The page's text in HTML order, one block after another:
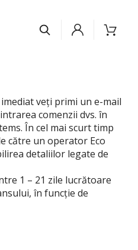
veţi primi un e-mail
comenzii dvs. în
. În cel mai scurt timp
către un operator Eco
detaliilor legate de
1 – 21 zile lucrătoare
în funcţie de